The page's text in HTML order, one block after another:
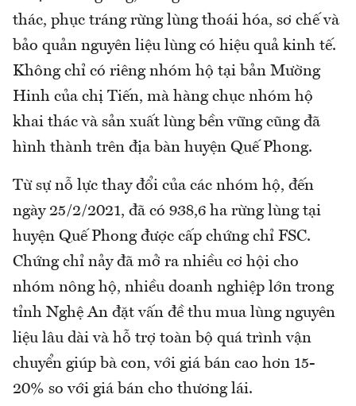
thác, phục tráng rừng lùng thoái hóa, sơ chế và
bảo quản nguyên liệu lùng có hiệu quả kinh tế.
Không chỉ có riêng nhóm hộ tại bản Mường
Hinh của chị Tiến, mà hàng chục nhóm hộ
khai thác và sản xuất lùng bền vững cũng đã
hình thành trên địa bàn huyện Quế Phong.
Từ sự nỗ lực thay đổi của các nhóm hộ, đến
ngày 25/2/2021, đã có 938,6 ha rừng lùng tại
huyện Quế Phong được cấp chứng chỉ FSC.
Chứng chỉ nảy đã mở ra nhiều cơ hội cho
nhóm nông hộ, nhiều doanh nghiệp lớn trong
tỉnh Nghệ An đặt vấn đề thu mua lùng nguyên
liệu lâu dài và hỗ trợ toàn bộ quá trình vận
chuyển giúp bà con, với giá bán cao hơn 15-
20% so với giá bán cho thương lái.